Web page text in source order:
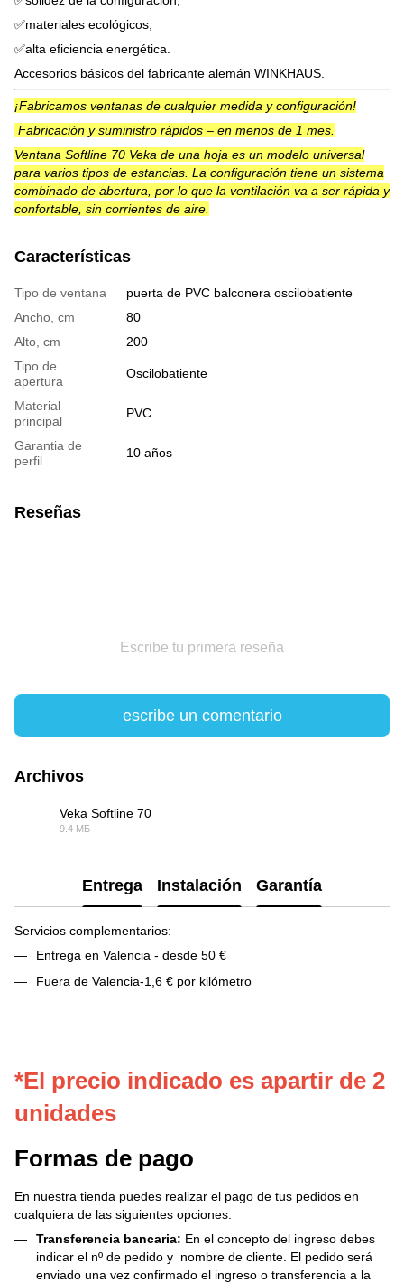
✅materiales ecológicos;
✅alta eficiencia energética.
Accesorios básicos del fabricante alemán WINKHAUS.
¡Fabricamos ventanas de cualquier medida y configuración!
Fabricación y suministro rápidos – en menos de 1 mes.
Ventana Softline 70 Veka de una hoja es un modelo universal
para varios tipos de estancias. La configuración tiene un sistema
combinado de abertura, por lo que la ventilación va a ser rápida y
confortable, sin corrientes de aire.
Características
Tipo de ventana
puerta de PVC balconera oscilobatiente
Ancho, cm
80
Alto, cm
200
Tipo de
apertura
Oscilobatiente
Material
principal
PVC
Garantia de
perfil
10 años
Reseñas
Escribe tu primera reseña
escribe un comentario
Archivos
Veka Softline 70
9.4 МБ
Entrega Instalación Garantía
Servicios complementarios:
Entrega en Valencia - desde 50 €
Fuera de Valencia-1,6 € por kilómetro
*El precio indicado es apartir de 2
unidades
Formas de pago
En nuestra tienda puedes realizar el pago de tus pedidos en
cualquiera de las siguientes opciones:
Transferencia bancaria: En el concepto del ingreso debes
indicar el nº de pedido y nombre de cliente. El pedido será
enviado una vez confirmado el ingreso o transferencia a la